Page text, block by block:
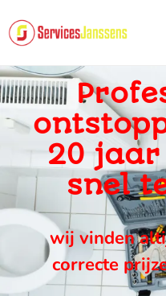
20
snel
wij vinden
correcte